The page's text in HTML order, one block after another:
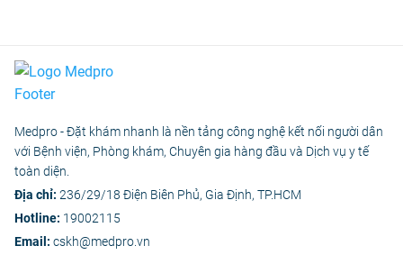
Medpro - Đặt khám nhanh là nền tảng công nghệ kết nối người dân
với Bệnh viện, Phòng khám, Chuyên gia hàng đầu và Dịch vụ y tế
toàn diện.
Địa chỉ: 236/29/18 Điện Biên Phủ, Gia Định, TP.HCM
Hotline: 19002115
Email: cskh@medpro.vn